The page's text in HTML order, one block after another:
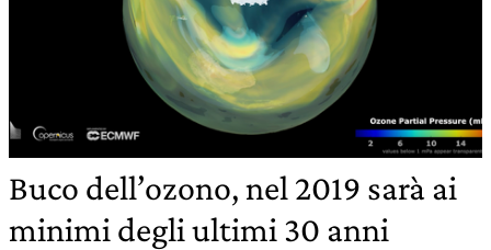
Buco dell’ozono, nel 2019 sarà ai
minimi degli ultimi 30 anni